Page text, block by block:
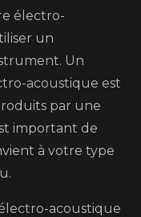
électro-
un
Un
acoustique est
par une
important de
à votre type
acoustique